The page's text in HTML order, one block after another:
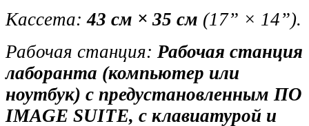
Кассета:43 см × 35 см (17” × 14”).
Рабочая станция: Рабочая станция
лаборанта (компьютер или
ноутбук) с предустановленным ПО
IMAGE SUITE, с клавиатурой и